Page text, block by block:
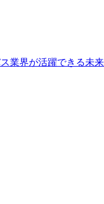
業界が活躍できる未